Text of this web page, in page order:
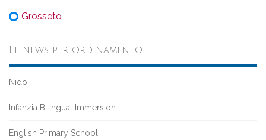
Grosseto
Le news per ordinamento
Nido
Infanzia Bilingual Immersion
English Primary School